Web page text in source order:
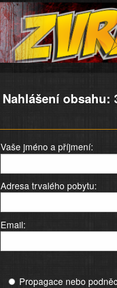
Nahlášení obsahu:
Vaše jméno a příjmení:
Adresa trvalého pobytu:
Email:
Propagace nebo